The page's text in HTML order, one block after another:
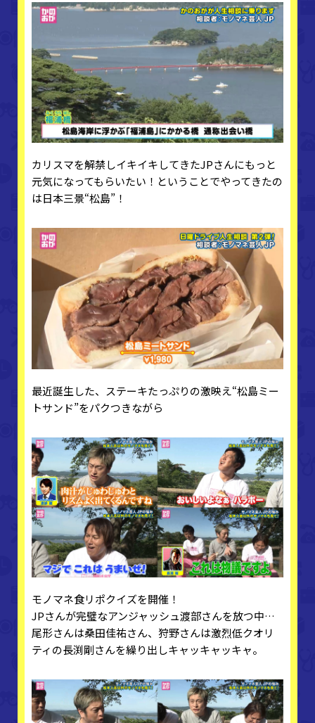
カリスマを解禁しイキイキしてきたJPさんにもっと
元気になってもらいたい！ということでやってきたの
は日本三景“松島”！
最近誕生した、ステーキたっぷりの激映え“松島ミー
トサンド”をパクつきながら
モノマネ食リポクイズを開催！
JPさんが完璧なアンジャッシュ渡部さんを放つ中…
尾形さんは桑田佳祐さん、狩野さんは激烈低クオリ
ティの長渕剛さんを繰り出しキャッキャッキャ。